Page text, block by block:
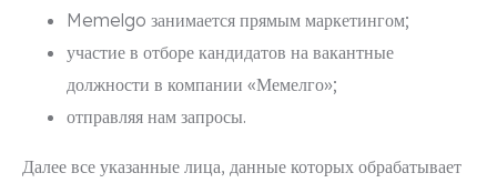
Memelgo занимается прямым маркетингом;
участие в отборе кандидатов на вакантные
должности в компании «Мемелго»;
отправляя нам запросы.
Далее все указанные лица, данные которых обрабатывает